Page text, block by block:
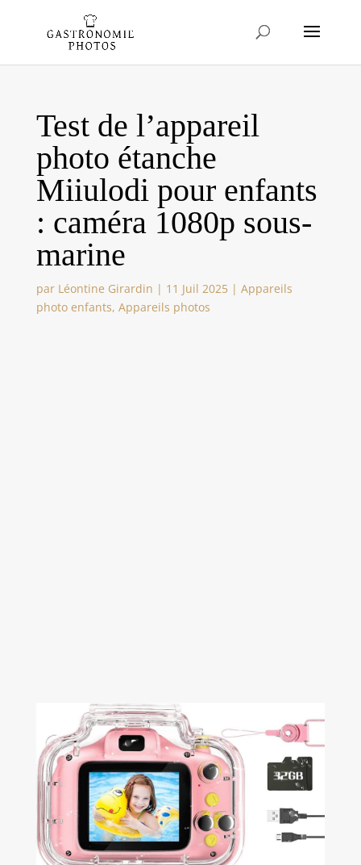
Test de l’appareil
photo étanche
Miiulodi pour enfants
: caméra 1080p sous-
marine
par Léontine Girardin | 11 Juil 2025| Appareils
photo enfants, Appareils photos